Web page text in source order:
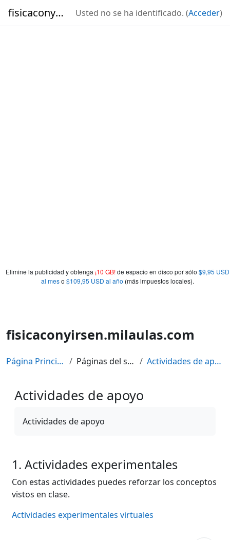
Elimine la publicidad y obtenga ¡10 GB!de espacio en disco por sólo $9,95 USD
al meso $109,95 USD al año (más impuestos locales).
fisicaconyirsen Usted no se ha identificado. (Acceder)
fisicaconyirsen.milaulas.com
Página Principal Páginas del sitio Actividades de apoyo
Actividades de apoyo
Actividades de apoyo
1. Actividades experimentales
Con estas actividades puedes reforzar los conceptos
vistos en clase.
Actividades experimentales virtuales